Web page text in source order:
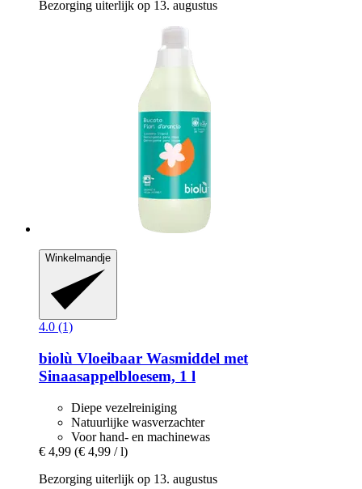
Bezorging uiterlijk op 13. augustus
Winkelmandje
4.0 (1)
biolù Vloeibaar Wasmiddel met
Sinaasappelbloesem, 1 l
Diepe vezelreiniging
Natuurlijke wasverzachter
Voor hand- en machinewas
€ 4,99 (€ 4,99 / l)
Bezorging uiterlijk op 13. augustus